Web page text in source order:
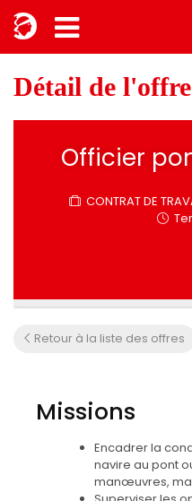
Détail de l'offre